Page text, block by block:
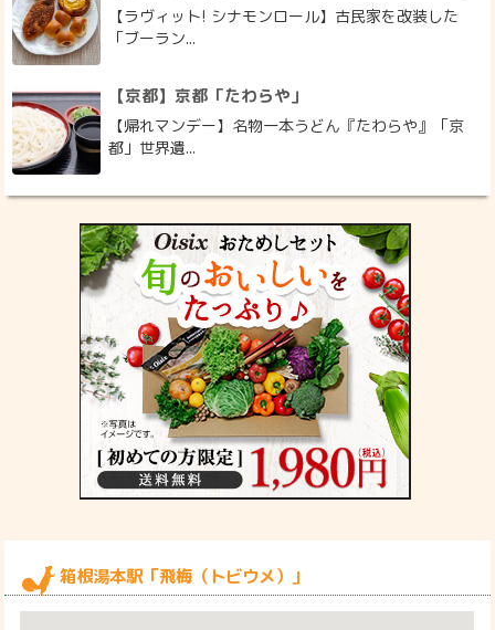
【ラヴィット! シナモンロール】古民家を改装した
「ブーラン...
【京都】京都「たわらや」
【帰れマンデー】名物一本うどん『たわらや』「京
都」世界遺...
箱根湯本駅「飛梅（トビウメ）」